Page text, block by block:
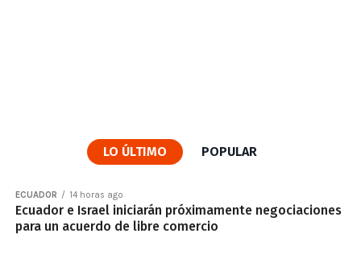
LO ÚLTIMO POPULAR
ECUADOR 14 horas ago
Ecuador e Israel iniciarán próximamente negociaciones
para un acuerdo de libre comercio